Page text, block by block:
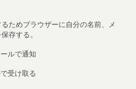
ためブラウザーに自分の名前、メ
存する。
ルで通知
受け取る